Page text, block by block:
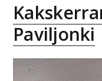
Paviljonki